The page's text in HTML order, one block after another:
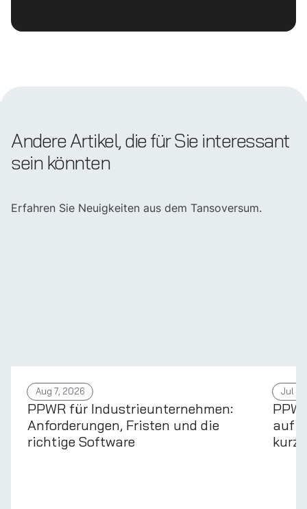
Andere Artikel, die für Sie interessant
sein könnten
Erfahren Sie Neuigkeiten aus dem Tansoversum.
Aug 7, 2026
PPWR für Industrieunternehmen:
Anforderungen, Fristen und die
richtige Software
Jul
auf
kurz